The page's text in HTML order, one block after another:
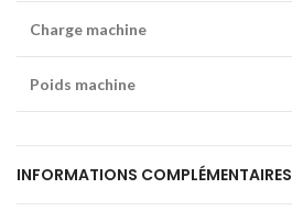
Charge machine
Poids machine
INFORMATIONS COMPLÉMENTAIRES